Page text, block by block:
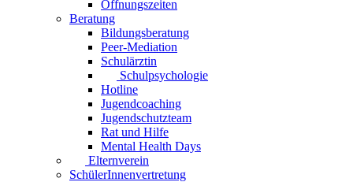
Öffnungszeiten
Beratung
Bildungsberatung
Peer-Mediation
Schulärztin
Schulpsychologie
Hotline
Jugendcoaching
Jugendschutzteam
Rat und Hilfe
Mental Health Days
Elternverein
SchülerInnenvertretung